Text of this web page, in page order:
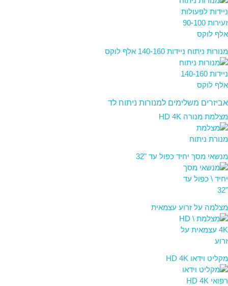
מנורות ניתוח ניידות 140-160 אלף לוקס
אביזרים משלימים למנורות ניתוח לד
מצלמת מנורה HD 4K
מנשאי מסך יחיד כפול עד "32
מצלמה על זרוע עצמאית
מקליט וידאו HD 4K